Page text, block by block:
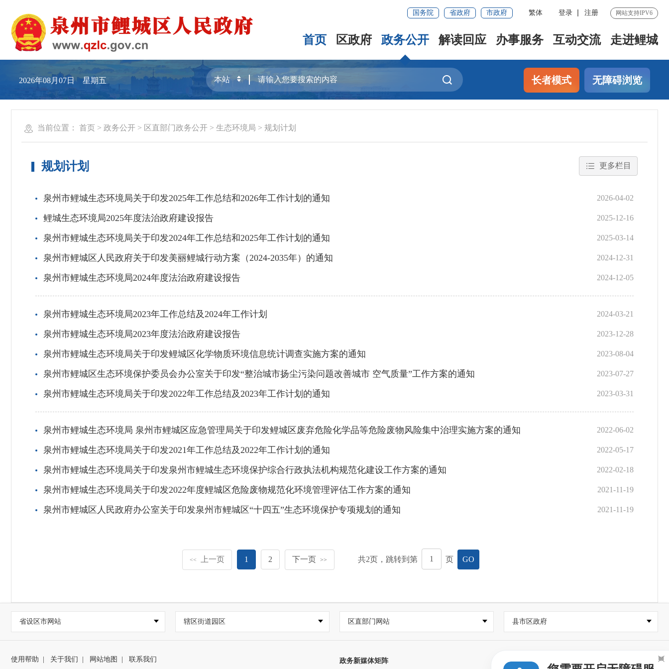
国务院 省政府 市政府 繁体 登录 注册 网站支持IPV6
首页 区政府 政务公开 解读回应 办事服务 互动交流 走进鲤城
2026年08月07日 星期五 长者模式 无障碍浏览
当前位置： 首页 > 政务公开 > 区直部门政务公开 > 生态环境局 > 规划计划
规划计划 更多栏目
泉州市鲤城生态环境局关于印发2025年工作总结和2026年工作计划的通知 2026-04-02
鲤城生态环境局2025年度法治政府建设报告 2025-12-16
泉州市鲤城生态环境局关于印发2024年工作总结和2025年工作计划的通知 2025-03-14
泉州市鲤城区人民政府关于印发美丽鲤城行动方案（2024-2035年）的通知 2024-12-31
泉州市鲤城生态环境局2024年度法治政府建设报告 2024-12-05
泉州市鲤城生态环境局2023年工作总结及2024年工作计划 2024-03-21
泉州市鲤城生态环境局2023年度法治政府建设报告 2023-12-28
泉州市鲤城生态环境局关于印发鲤城区化学物质环境信息统计调查实施方案的通知 2023-08-04
泉州市鲤城区生态环境保护委员会办公室关于印发“整治城市扬尘污染问题改善城市 空气质量”工作方案的通知 2023-07-27
泉州市鲤城生态环境局关于印发2022年工作总结及2023年工作计划的通知 2023-03-31
泉州市鲤城生态环境局 泉州市鲤城区应急管理局关于印发鲤城区废弃危险化学品等危险废物风险集中治理实施方案的通知 2022-06-02
泉州市鲤城生态环境局关于印发2021年工作总结及2022年工作计划的通知 2022-05-17
泉州市鲤城生态环境局关于印发泉州市鲤城生态环境保护综合行政执法机构规范化建设工作方案的通知 2022-02-18
泉州市鲤城生态环境局关于印发2022年度鲤城区危险废物规范化环境管理评估工作方案的通知 2021-11-19
泉州市鲤城区人民政府办公室关于印发泉州市鲤城区“十四五”生态环境保护专项规划的通知 2021-11-19
<< 上一页 1 2 下一页 >> 共2页，跳转到第 页 GO
省设区市网站 辖区街道园区 区直部门网站 县市区政府
使用帮助 关于我们 网站地图 联系我们 政务新媒体矩阵 